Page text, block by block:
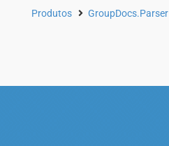
Produtos GroupDocs.Parser